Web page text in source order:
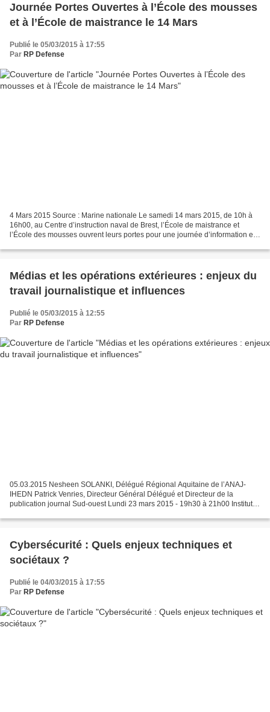
Journée Portes Ouvertes à l’École des mousses
et à l’École de maistrance le 14 Mars
Publié le 05/03/2015 à 17:55
Par RP Defense
4 Mars 2015 Source : Marine nationale Le samedi 14 mars 2015, de 10h à
16h00, au Centre d’instruction naval de Brest, l’École de maistrance et
l’École des mousses ouvrent leurs portes pour une journée d’information et
Médias et les opérations extérieures : enjeux du
travail journalistique et influences
Publié le 05/03/2015 à 12:55
Par RP Defense
05.03.2015 Nesheen SOLANKI, Délégué Régional Aquitaine de l’ANAJ-
IHEDN Patrick Venries, Directeur Général Délégué et Directeur de la
publication journal Sud-ouest Lundi 23 mars 2015 - 19h30 à 21h00 Institut
Cybersécurité : Quels enjeux techniques et
sociétaux ?
Publié le 04/03/2015 à 17:55
Par RP Defense